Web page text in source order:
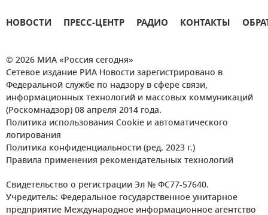
НОВОСТИ ПРЕСС-ЦЕНТР РАДИО КОНТАКТЫ
© 2026 МИА «Россия сегодня»
Сетевое издание РИА Новости зарегистрировано в
Федеральной службе по надзору в сфере связи,
информационных технологий и массовых коммуникаций
(Роскомнадзор) 08 апреля 2014 года.
Политика использования Cookie и автоматического
логирования
Политика конфиденциальности (ред. 2023 г.)
Правила применения рекомендательных технологий
Свидетельство о регистрации Эл № ФС77-57640.
Учредитель: Федеральное государственное унитарное
предприятие Международное информационное агентство